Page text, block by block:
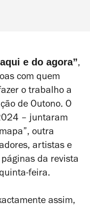
e do agora”,
com quem
o trabalho a
de Outono. O
– juntaram
outra
artistas e
da revista
feira.
assim,